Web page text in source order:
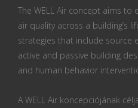
The WELL Air concept aims to
air quality across a building’s
strategies that include source
active and passive building
and human behavior
A WELL Air koncepciójának